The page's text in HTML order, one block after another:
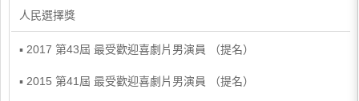
人民選擇獎
▪ 2017 第43屆 最受歡迎喜劇片男演員 （提名）
▪ 2015 第41屆 最受歡迎喜劇片男演員 （提名）